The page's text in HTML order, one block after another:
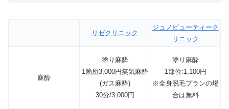
リゼクリニック
ジュノビューティーク
リニック
麻酔
塗り麻酔
1箇所3,000円笑気麻酔
(ガス麻酔)
30分/3,000円
塗り麻酔
1部位:1,100円
※全身脱毛プランの場
合は無料